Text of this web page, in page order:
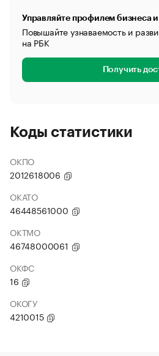
Управляйте профилем бизнеса
Повышайте узнаваемость и
на РБК
Получить
Коды статистики
ОКПО
2012618006
ОКАТО
46448561000
ОКТМО
46748000061
ОКФС
16
ОКОГУ
4210015